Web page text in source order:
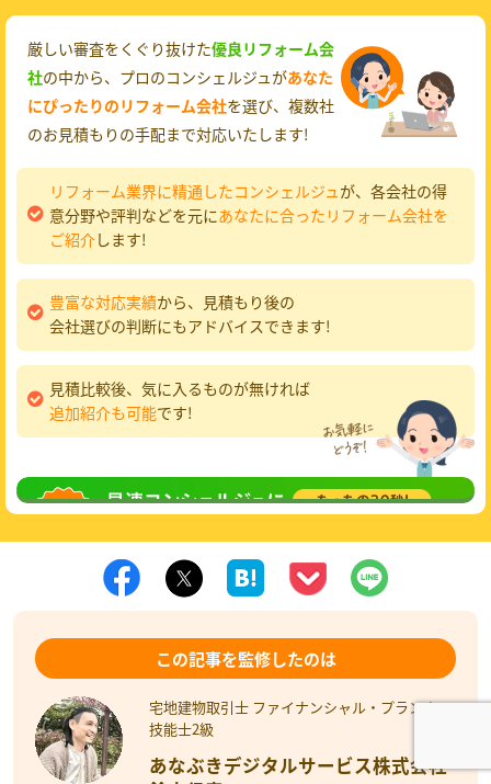
厳しい審査をくぐり抜けた優良リフォーム会
社の中から、プロのコンシェルジュがあなた
にぴったりのリフォーム会社を選び、複数社
のお見積もりの手配まで対応いたします!
リフォーム業界に精通したコンシェルジュが、各会社の得
意分野や評判などを元にあなたに合ったリフォーム会社を
ご紹介します!
豊富な対応実績から、見積もり後の
会社選びの判断にもアドバイスできます!
見積比較後、気に入るものが無ければ
追加紹介も可能です!
無料相談してみる
この記事を監修したのは
宅地建物取引士 ファイナンシャル・プランナー
技能士2級
あなぶきデジタルサービス株式会社